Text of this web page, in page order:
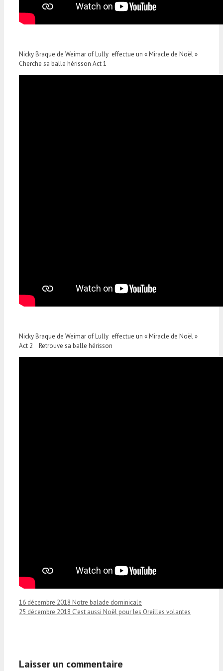
Nicky Braque de Weimar of Lully effectue un « Miracle de Noël »
Cherche sa balle hérisson Act 1
Nicky Braque de Weimar of Lully effectue un « Miracle de Noël »
Act 2 Retrouve sa balle hérisson
16 décembre 2018 Notre balade dominicale
25 décembre 2018 C’est aussi Noël pour les Oreilles volantes
Laisser un commentaire